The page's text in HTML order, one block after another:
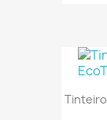
Tinteiro